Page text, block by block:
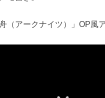
（アークナイツ）」OP風